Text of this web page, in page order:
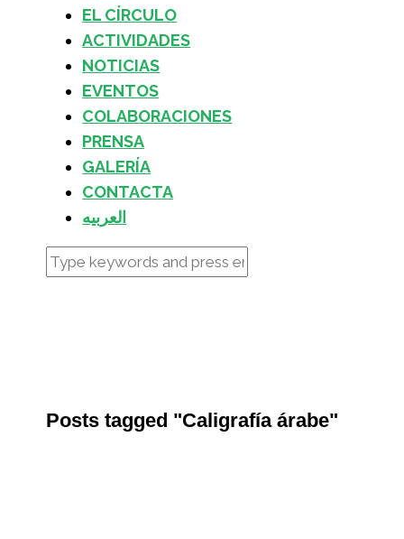
EL CÍRCULO
ACTIVIDADES
NOTICIAS
EVENTOS
COLABORACIONES
PRENSA
GALERÍA
CONTACTA
العربيه
Posts tagged "Caligrafía árabe"